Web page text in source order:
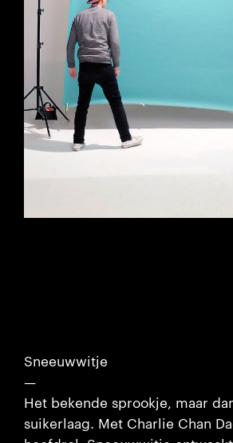
Sneeuwwitje
—
Het bekende sprookje, maar
suikerlaag. Met Charlie Chan